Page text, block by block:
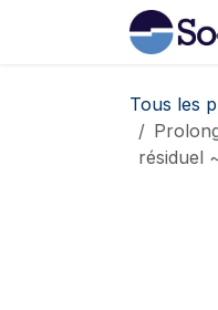
Se rendre au contenu
Tous les
résiduel